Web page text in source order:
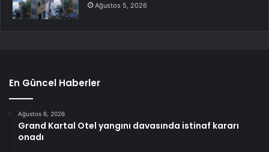
Ağustos 5, 2026
En Güncel Haberler
Ağustos 6, 2026
Grand Kartal Otel yangını davasında istinaf kararı
onadı